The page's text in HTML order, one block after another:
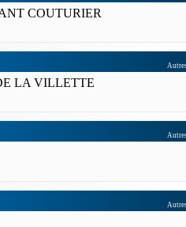
COUTURIER
LA VILLETTE